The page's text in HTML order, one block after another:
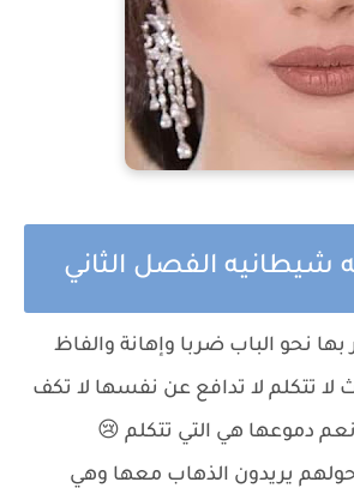
شيطانيه الفصل الثاني
نحو الباب ضربا وإهانة والفاظ
لا تتكلم لا تدافع عن نفسها لا تكف
دموعها هي التي تتكلم 😢
حولهم يريدون الذهاب معها وهي